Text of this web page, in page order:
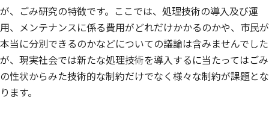
が、ごみ研究の特徴です。ここでは、処理技術の導入及び運
用、メンテナンスに係る費用がどれだけかかるのかや、市民が
本当に分別できるのかなどについての議論は含みませんでした
が、現実社会では新たな処理技術を導入するに当たってはごみ
の性状からみた技術的な制約だけでなく様々な制約が課題とな
ります。